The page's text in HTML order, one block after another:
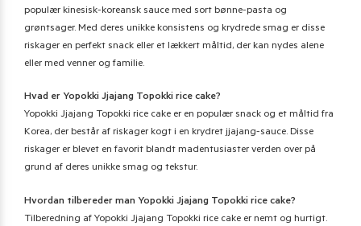
populær kinesisk-koreansk sauce med sort bønne-pasta og
grøntsager. Med deres unikke konsistens og krydrede smag er disse
riskager en perfekt snack eller et lækkert måltid, der kan nydes alene
eller med venner og familie.
Hvad er Yopokki Jjajang Topokki rice cake?
Yopokki Jjajang Topokki rice cake er en populær snack og et måltid fra
Korea, der består af riskager kogt i en krydret jjajang-sauce. Disse
riskager er blevet en favorit blandt madentusiaster verden over på
grund af deres unikke smag og tekstur.
Hvordan tilbereder man Yopokki Jjajang Topokki rice cake?
Tilberedning af Yopokki Jjajang Topokki rice cake er nemt og hurtigt.